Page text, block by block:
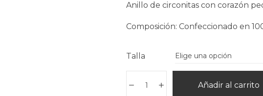
Anillo de circonitas con corazón
Composición: Confeccionado en
Talla
Añadir al carrito